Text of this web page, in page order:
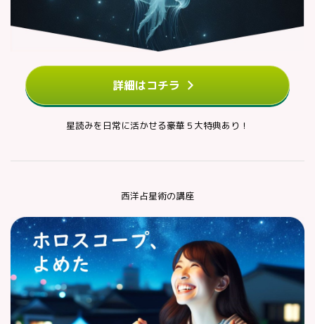
詳細はコチラ
星読みを日常に活かせる豪華５大特典あり！
西洋占星術の講座